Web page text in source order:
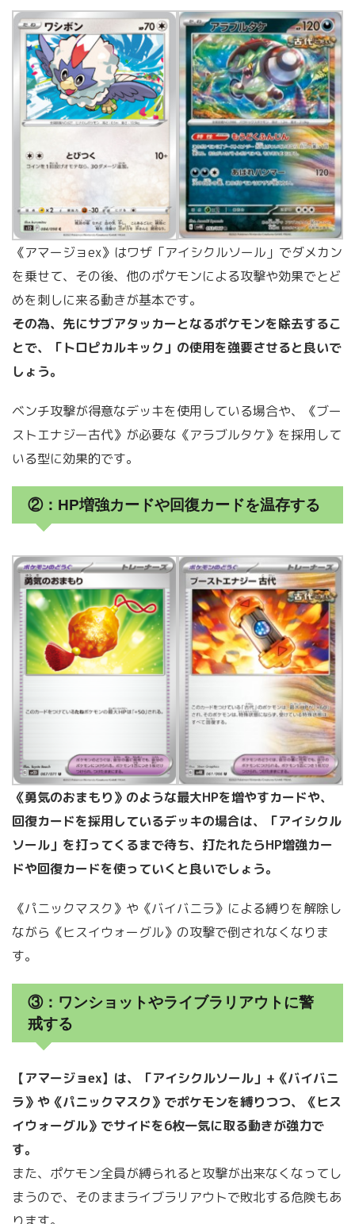
《アマージョex》はワザ「アイシクルソール」でダメカン
を乗せて、その後、他のポケモンによる攻撃や効果でとど
めを刺しに来る動きが基本です。
その為、先にサブアタッカーとなるポケモンを除去するこ
とで、「トロピカルキック」の使用を強要させると良いで
しょう。
ベンチ攻撃が得意なデッキを使用している場合や、《ブー
ストエナジー古代》が必要な《アラブルタケ》を採用して
いる型に効果的です。
②：HP増強カードや回復カードを温存する
《勇気のおまもり》のような最大HPを増やすカードや、
回復カードを採用しているデッキの場合は、「アイシクル
ソール」を打ってくるまで待ち、打たれたらHP増強カー
ドや回復カードを使っていくと良いでしょう。
《パニックマスク》や《バイバニラ》による縛りを解除し
ながら《ヒスイウォーグル》の攻撃で倒されなくなりま
す。
③：ワンショットやライブラリアウトに警
戒する
【アマージョex】は、「アイシクルソール」+《バイバニ
ラ》や《パニックマスク》でポケモンを縛りつつ、《ヒス
イウォーグル》でサイドを6枚一気に取る動きが強力で
す。
また、ポケモン全員が縛られると攻撃が出来なくなってし
まうので、そのままライブラリアウトで敗北する危険もあ